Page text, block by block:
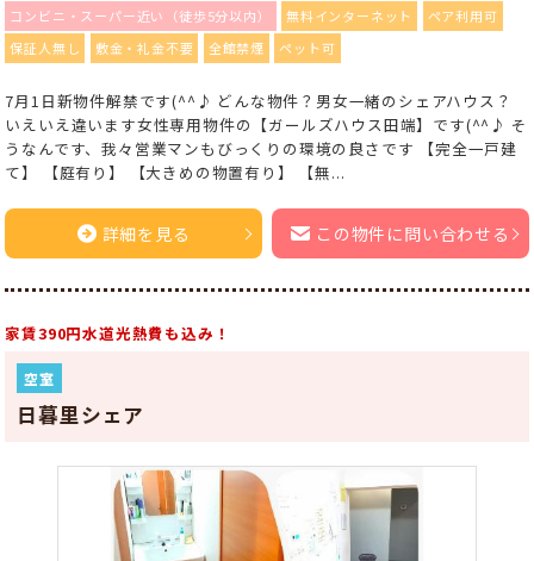
コンビニ・スーパー近い（徒歩5分以内）
無料インターネット
ペア利用可
保証人無し
敷金・礼金不要 全館禁煙 ペット可
7月1日新物件解禁です(^^♪ どんな物件？男女一緒のシェアハウス？
いえいえ違います女性専用物件の【ガールズハウス田端】です(^^♪ そ
うなんです、我々営業マンもびっくりの環境の良さです 【完全一戸建
て】 【庭有り】 【大きめの物置有り】 【無...
詳細を見る この物件に問い合わせる
家賃390円水道光熱費も込み！
空室
日暮里シェア